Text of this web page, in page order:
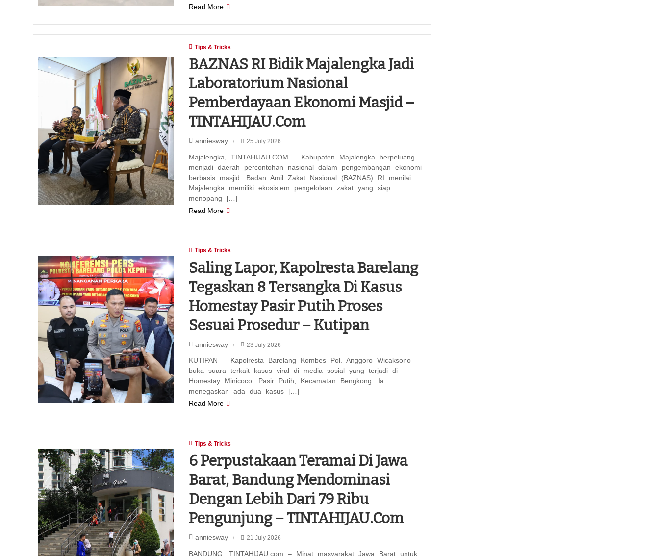
Read More
Tips & Tricks
‎BAZNAS RI Bidik Majalengka Jadi
Laboratorium Nasional
Pemberdayaan Ekonomi Masjid –
TINTAHIJAU.com
anniesway 25 July 2026
‎‎Majalengka, TINTAHIJAU.COM – Kabupaten Majalengka berpeluang
menjadi daerah percontohan nasional dalam pengembangan ekonomi
berbasis masjid. Badan Amil Zakat Nasional (BAZNAS) RI menilai
Majalengka memiliki ekosistem pengelolaan zakat yang siap
menopang […]
Read More
Tips & Tricks
Saling Lapor, Kapolresta Barelang
Tegaskan 8 Tersangka Di Kasus
Homestay Pasir Putih Proses
Sesuai Prosedur – Kutipan
anniesway 23 July 2026
KUTIPAN – Kapolresta Barelang Kombes Pol. Anggoro Wicaksono
buka suara terkait kasus viral di media sosial yang terjadi di
Homestay Minicoco, Pasir Putih, Kecamatan Bengkong. Ia
menegaskan ada dua kasus […]
Read More
Tips & Tricks
6 Perpustakaan Teramai Di Jawa
Barat, Bandung Mendominasi
Dengan Lebih Dari 79 Ribu
Pengunjung – TINTAHIJAU.com
anniesway 21 July 2026
BANDUNG, TINTAHIJAU.com – Minat masyarakat Jawa Barat untuk